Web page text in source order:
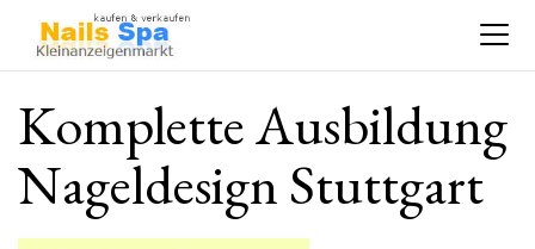
Komplette Ausbildung
Nageldesign Stuttgart